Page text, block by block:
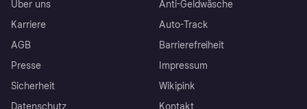
Über uns
Karriere
AGB
Presse
Sicherheit
Datenschutz
Anti-Geldwäsche
Auto-Track
Barrierefreiheit
Impressum
Wikipink
Kontakt